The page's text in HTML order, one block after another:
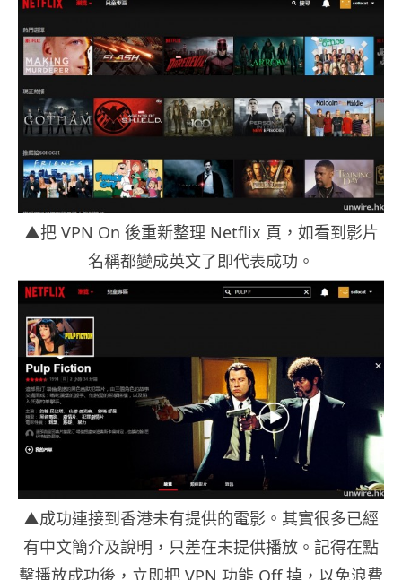
▲把 VPN On 後重新整理 Netflix 頁，如看到影片
名稱都變成英文了即代表成功。
▲成功連接到香港未有提供的電影。其實很多已經
有中文簡介及說明，只差在未提供播放。記得在點
擊播放成功後，立即把 VPN 功能 Off 掉，以免浪費